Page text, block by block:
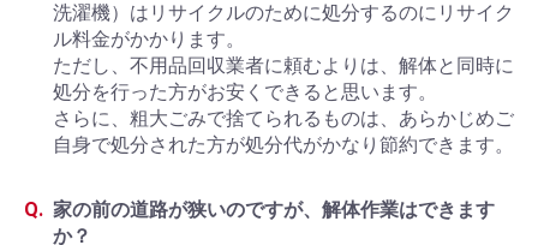
洗濯機）はリサイクルのために処分するのにリサイク
ル料金がかかります。
ただし、不用品回収業者に頼むよりは、解体と同時に
処分を行った方がお安くできると思います。
さらに、粗大ごみで捨てられるものは、あらかじめご
自身で処分された方が処分代がかなり節約できます。
家の前の道路が狭いのですが、解体作業はできます
か？